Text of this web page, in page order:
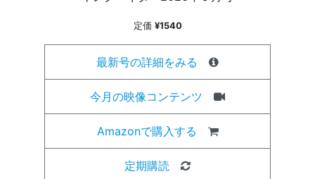
定価 ¥1540
最新号の詳細をみる
今月の映像コンテンツ
Amazonで購入する
定期購読